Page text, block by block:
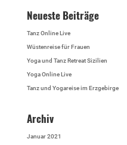
Neueste Beiträge
Tanz Online Live
Wüstenreise für Frauen
Yoga und Tanz Retreat Sizilien
Yoga Online Live
Tanz und Yogareise im Erzgebirge
Archiv
Januar 2021